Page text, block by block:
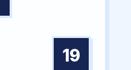
19